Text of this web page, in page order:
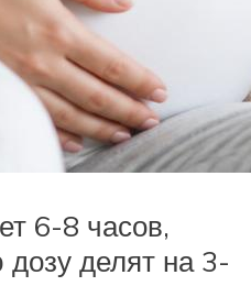
6-8 часов,
дозу делят на 3-